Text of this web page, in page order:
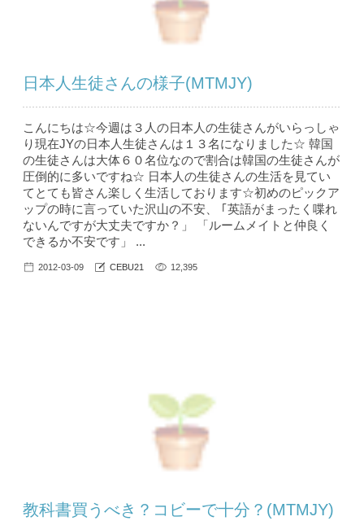
日本人生徒さんの様子(MTMJY)
こんにちは☆今週は３人の日本人の生徒さんがいらっしゃ
り現在JYの日本人生徒さんは１３名になりました☆ 韓国
の生徒さんは大体６０名位なので割合は韓国の生徒さんが
圧倒的に多いですね☆ 日本人の生徒さんの生活を見てい
てとても皆さん楽しく生活しております☆初めのピックア
ップの時に言っていた沢山の不安、 ｢英語がまったく喋れ
ないんですが大丈夫ですか？」 「ルームメイトと仲良く
できるか不安です」 ...
2012-03-09 CEBU21 12,395
教科書買うべき？コビーで十分？(MTMJY)